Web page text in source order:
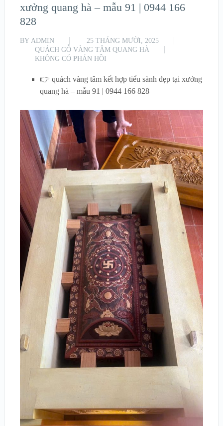
xưởng quang hà – mẫu 91 | 0944 166
828
BY ADMIN
25 THÁNG MƯỜI, 2025
QUÁCH GỖ VÀNG TÂM QUANG HÀ
KHÔNG CÓ PHẢN HỒI
👉 quách vàng tâm kết hợp tiểu sành đẹp tại xưởng
quang hà – mẫu 91 | 0944 166 828